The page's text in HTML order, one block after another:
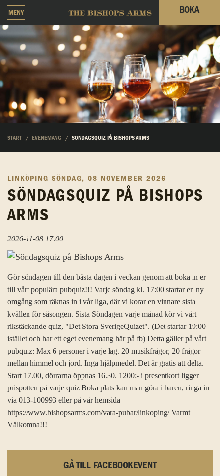
MENY BOKA
START EVENEMANG SÖNDAGSQUIZ PÅ BISHOPS ARMS
LINKÖPING SÖNDAG, 08 NOVEMBER 2026
SÖNDAGSQUIZ PÅ BISHOPS
ARMS
2026-11-08 17:00
Gör söndagen till den bästa dagen i veckan genom att boka in er
till vårt populära pubquiz!!! Varje söndag kl. 17:00 startar en ny
omgång som räknas in i vår liga, där vi korar en vinnare sista
kvällen för säsongen. Sista Söndagen varje månad kör vi vårt
rikstäckande quiz, "Det Stora SverigeQuizet". (Det startar 19:00
istället och har ett eget evenemang här på fb) Detta gäller på vårt
pubquiz: Max 6 personer i varje lag. 20 musikfrågor, 20 frågor
mellan himmel och jord. Inga hjälpmedel. Det är gratis att delta.
Start 17.00, dörrarna öppnas 16.30. 1200:- i presentkort ligger
prispotten på varje quiz Boka plats kan man göra i baren, ringa in
via 013-100993 eller på vår hemsida
https://www.bishopsarms.com/vara-pubar/linkoping/ Varmt
Välkomna!!!
GÅ TILL FACEBOOKEVENT